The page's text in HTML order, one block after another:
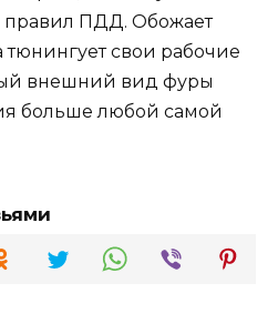
правил ПДД. Обожает
свои рабочие
внешний вид фуры
больше любой самой